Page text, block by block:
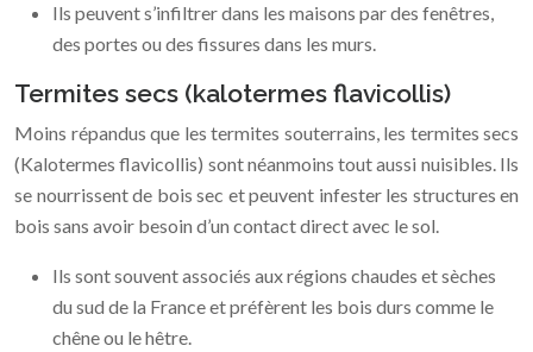
Ils peuvent s’infiltrer dans les maisons par des fenêtres,
des portes ou des fissures dans les murs.
Termites secs (kalotermes flavicollis)
Moins répandus que les termites souterrains, les termites secs
(Kalotermes flavicollis) sont néanmoins tout aussi nuisibles. Ils
se nourrissent de bois sec et peuvent infester les structures en
bois sans avoir besoin d’un contact direct avec le sol.
Ils sont souvent associés aux régions chaudes et sèches
du sud de la France et préfèrent les bois durs comme le
chêne ou le hêtre.